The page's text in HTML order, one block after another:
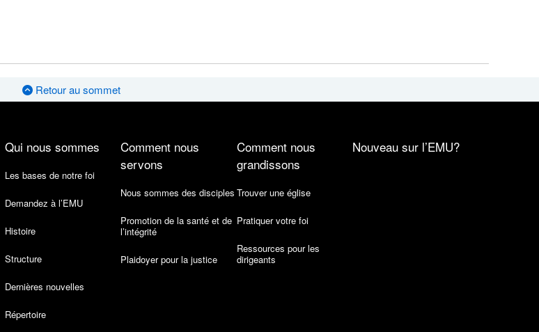
Retour au sommet
Qui nous sommes
Les bases de notre foi
Demandez à l’EMU
Histoire
Structure
Dernières nouvelles
Répertoire
Comment nous
servons
Nous sommes des disciples
Promotion de la santé et de
l’intégrité
Plaidoyer pour la justice
Comment nous
grandissons
Trouver une église
Pratiquer votre foi
Ressources pour les
dirigeants
Nouveau sur l’EMU?